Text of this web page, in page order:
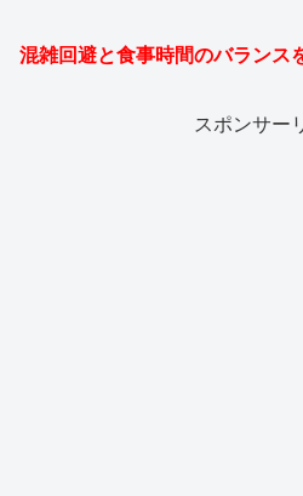
混雑回避と食事時間のバランス
スポンサー